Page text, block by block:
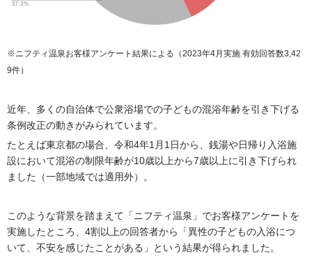
※ニフティ温泉お客様アンケート結果による（2023年4月実施 有効回答数3,42
9件）
近年、多くの自治体で公衆浴場での子どもの混浴年齢を引き下げる
条例改正の動きがみられています。
たとえば東京都の場合、令和4年1月1日から、銭湯や日帰り入浴施
設において混浴の制限年齢が10歳以上から7歳以上に引き下げられ
ました（一部地域では適用外）。
このような背景を踏まえて「ニフティ温泉」でお客様アンケートを
実施したところ、4割以上の回答者から「異性の子どもの入浴につ
いて、不安を感じたことがある」という結果が得られました。